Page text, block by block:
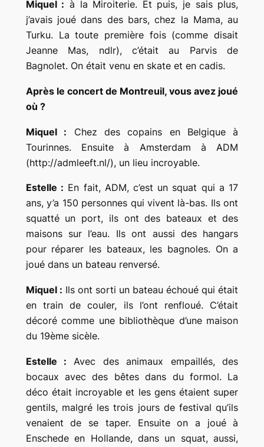
Miquel : à la Miroiterie. Et puis, je sais plus,
j’avais joué dans des bars, chez la Mama, au
Turku. La toute première fois (comme disait
Jeanne Mas, ndlr), c’était au Parvis de
Bagnolet. On était venu en skate et en cadis.
Après le concert de Montreuil, vous avez joué
où ?
Miquel : Chez des copains en Belgique à
Tourinnes. Ensuite à Amsterdam à ADM
(http://admleeft.nl/), un lieu incroyable.
Estelle : En fait, ADM, c’est un squat qui a 17
ans, y’a 150 personnes qui vivent là-bas. Ils ont
squatté un port, ils ont des bateaux et des
maisons sur l’eau. Ils ont aussi des hangars
pour réparer les bateaux, les bagnoles. On a
joué dans un bateau renversé.
Miquel : Ils ont sorti un bateau échoué qui était
en train de couler, ils l’ont renfloué. C’était
décoré comme une bibliothèque d’une maison
du 19ème sicèle.
Estelle : Avec des animaux empaillés, des
bocaux avec des bêtes dans du formol. La
déco était incroyable et les gens étaient super
gentils, malgré les trois jours de festival qu’ils
venaient de se taper. Ensuite on a joué à
Enschede en Hollande, dans un squat, aussi,